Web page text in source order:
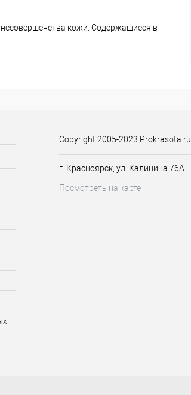
кожи. Содержащиеся в
Copyright 2005-2023 Prokrasota.ru
г. Красноярск, ул. Калинина 76А
Посмотреть на карте